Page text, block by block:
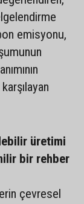
emisyonu,
üretimi
bir rehber
çevresel